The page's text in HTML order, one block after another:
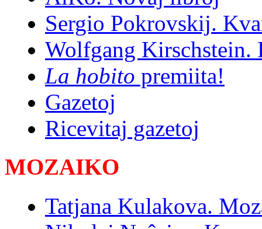
Sergio Pokrovskij.
Wolfgang Kirschstein.
La hobito premiita!
Gazetoj
Ricevitaj gazetoj
MOZAIKO
Tatjana Kulakova.